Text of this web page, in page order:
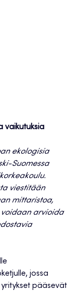
vaikutuksia
ekologisia
Suomessa
viestitään
mittaristoa,
arvioida
jossa
pääsevät